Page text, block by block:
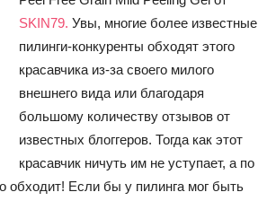
SKIN79. Увы, многие более известные
пилинги-конкуренты обходят этого
красавчика из-за своего милого
внешнего вида или благодаря
большому количеству отзывов от
известных блоггеров. Тогда как этот
красавчик ничуть им не уступает, а по
обходит! Если бы у пилинга мог быть